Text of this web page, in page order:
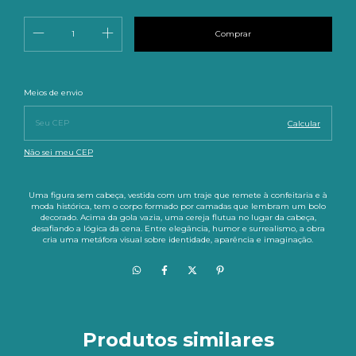
Entregas para o CEP:
Meios de envio
Calcular
Não sei meu CEP
Uma figura sem cabeça, vestida com um traje que remete à confeitaria e à
moda histórica, tem o corpo formado por camadas que lembram um bolo
decorado. Acima da gola vazia, uma cereja flutua no lugar da cabeça,
desafiando a lógica da cena. Entre elegância, humor e surrealismo, a obra
cria uma metáfora visual sobre identidade, aparência e imaginação.
Produtos similares